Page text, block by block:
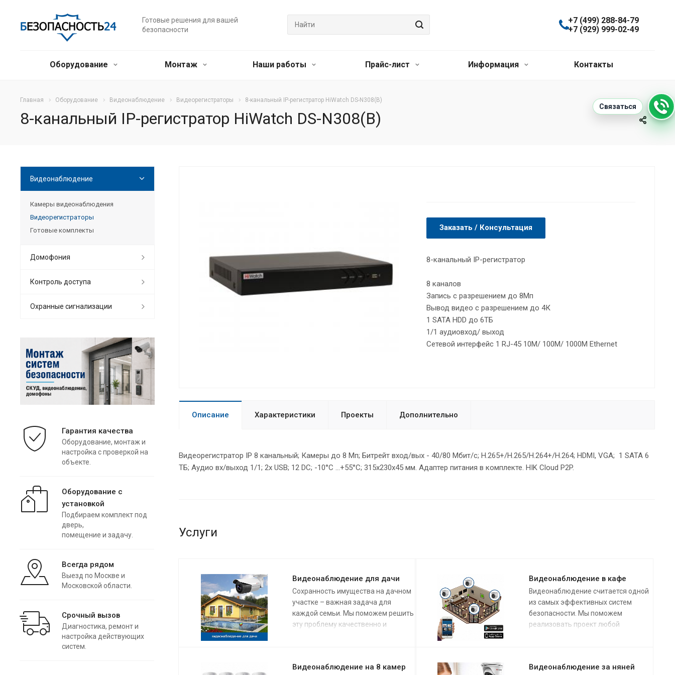
Готовые решения для вашей
безопасности
+7 (499) 288-84-79
+7 (929) 999-02-49
Оборудование Монтаж Наши работы Прайс-лист Информация Контакты
Главная Оборудование Видеонаблюдение Видеорегистраторы 8-канальный IP-регистратор HiWatch DS-N308(B)
8-канальный IP-регистратор HiWatch DS-N308(B)
Заказать / Консультация
8-канальный IP-регистратор
8 каналов
Запись с разрешением до 8Мп
Вывод видео с разрешением до 4К
1 SATA HDD до 6ТБ
1/1 аудиовход/ выход
Сетевой интерфейс 1 RJ-45 10M/ 100M/ 1000M Ethernet
Описание Характеристики Проекты Дополнительно
Видеорегистратор IP 8 канальный; Камеры до 8 Мп; Битрейт вход/вых - 40/80 Мбит/с; H.265+/H.265/H.264+/H.264; HDMI, VGA; 1 SATA 6
ТБ; Аудио вх/выход 1/1; 2х USB; 12 DC; -10°C ...+55°C; 315х230х45 мм. Адаптер питания в комплекте. HIK Cloud P2P.
Услуги
Видеонаблюдение для дачи
Сохранность имущества на дачном
участке – важная задача для
каждой семьи. Мы поможем решить
эту проблему качественно и
время. Мы гарантируем
Видеонаблюдение в кафе
Видеонаблюдение считается одной
из самых эффективных систем
безопасности. Мы поможем
реализовать проект любой
установке видеокамер и другого
Видеонаблюдение на 8 камер Видеонаблюдение за няней
Видеонаблюдение
Камеры видеонаблюдения
Видеорегистраторы
Готовые комплекты
Домофония
Контроль доступа
Охранные сигнализации
Гарантия качества
Оборудование, монтаж и
настройка с проверкой на
объекте.
Оборудование с
установкой
Подбираем комплект под
дверь,
помещение и задачу.
Всегда рядом
Выезд по Москве и
Московской области.
Срочный вызов
Диагностика, ремонт и
настройка действующих
систем.